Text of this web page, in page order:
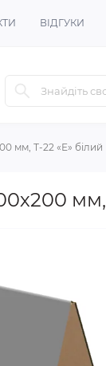
ВІДГУКИ
мм, Т-22 «Е» білий
мм,